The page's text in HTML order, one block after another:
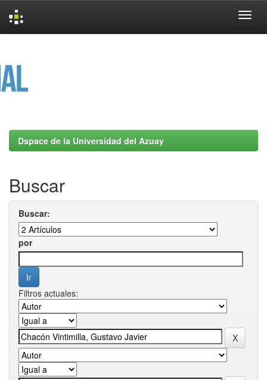
Dspace de la Universidad del Azuay
Buscar
Buscar:
por
Filtros actuales: